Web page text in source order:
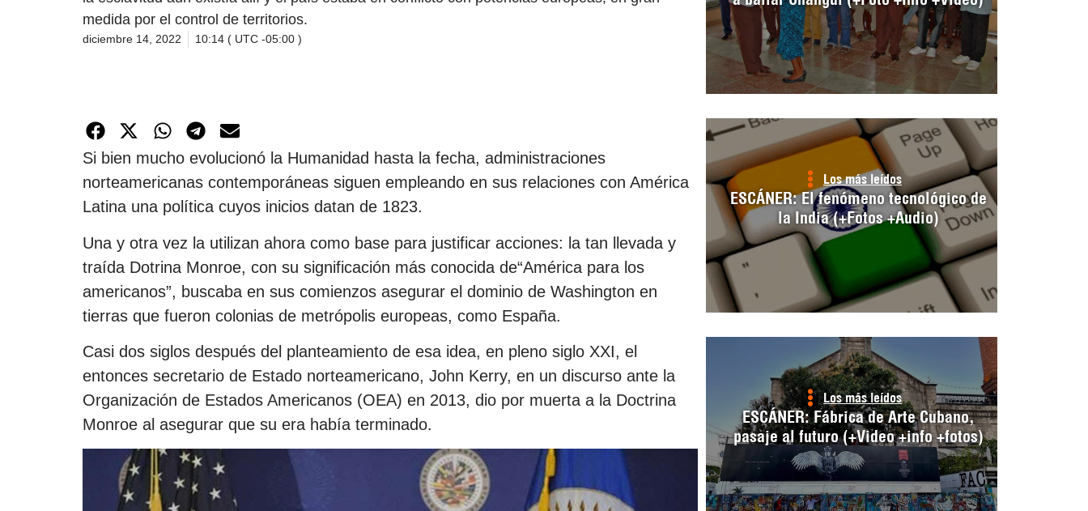
medida por el control de territorios.
diciembre 14, 2022 10:14 ( UTC -05:00 )
Si bien mucho evolucionó la Humanidad hasta la fecha, administraciones
norteamericanas contemporáneas siguen empleando en sus relaciones con América
Latina una política cuyos inicios datan de 1823.
Una y otra vez la utilizan ahora como base para justificar acciones: la tan llevada y
traída Dotrina Monroe, con su significación más conocida de“América para los
americanos”, buscaba en sus comienzos asegurar el dominio de Washington en
tierras que fueron colonias de metrópolis europeas, como España.
Casi dos siglos después del planteamiento de esa idea, en pleno siglo XXI, el
entonces secretario de Estado norteamericano, John Kerry, en un discurso ante la
Organización de Estados Americanos (OEA) en 2013, dio por muerta a la Doctrina
Monroe al asegurar que su era había terminado.
Los más leídos
ESCÁNER: El fenómeno tecnológico de
la India (+Fotos +Audio)
Los más leídos
ESCÁNER: Fábrica de Arte Cubano,
pasaje al futuro (+Video +info +fotos)